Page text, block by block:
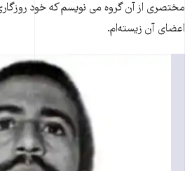
مختصری از آن گروه می نویسم که خود
اعضای آن زیسته‌ام.